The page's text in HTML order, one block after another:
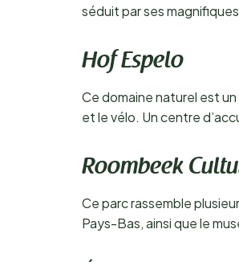
séduit par ses
Hof Espelo
Ce domaine naturel est
et le vélo. Un centre
Roombeek
Ce parc rassemble
Pays-Bas, ainsi que le